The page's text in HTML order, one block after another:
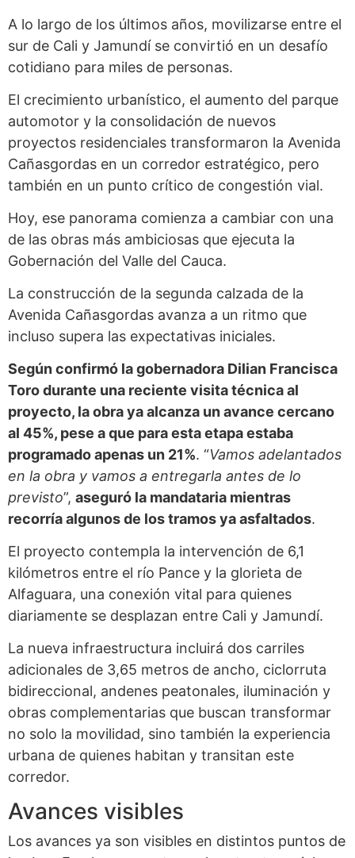
A lo largo de los últimos años, movilizarse entre el
sur de Cali y Jamundí se convirtió en un desafío
cotidiano para miles de personas.
El crecimiento urbanístico, el aumento del parque
automotor y la consolidación de nuevos
proyectos residenciales transformaron la Avenida
Cañasgordas en un corredor estratégico, pero
también en un punto crítico de congestión vial.
Hoy, ese panorama comienza a cambiar con una
de las obras más ambiciosas que ejecuta la
Gobernación del Valle del Cauca.
La construcción de la segunda calzada de la
Avenida Cañasgordas avanza a un ritmo que
incluso supera las expectativas iniciales.
Según confirmó la gobernadora Dilian Francisca
Toro durante una reciente visita técnica al
proyecto, la obra ya alcanza un avance cercano
al 45%, pese a que para esta etapa estaba
programado apenas un 21%. “Vamos adelantados
en la obra y vamos a entregarla antes de lo
previsto”, aseguró la mandataria mientras
recorría algunos de los tramos ya asfaltados.
El proyecto contempla la intervención de 6,1
kilómetros entre el río Pance y la glorieta de
Alfaguara, una conexión vital para quienes
diariamente se desplazan entre Cali y Jamundí.
La nueva infraestructura incluirá dos carriles
adicionales de 3,65 metros de ancho, ciclorruta
bidireccional, andenes peatonales, iluminación y
obras complementarias que buscan transformar
no solo la movilidad, sino también la experiencia
urbana de quienes habitan y transitan este
corredor.
Avances visibles
Los avances ya son visibles en distintos puntos de